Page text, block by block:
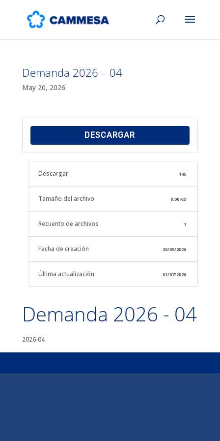
Demanda 2026 – 04
May 20, 2026
DESCARGAR
Descargar 145
Tamaño del archivo 0.00 KB
Recuento de archivos 1
Fecha de creación 20/05/2026
Última actualización 01/07/2026
Demanda 2026 - 04
2026-04